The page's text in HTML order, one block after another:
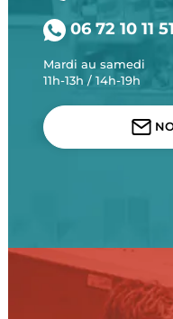
06 72 10 11 51
Mardi au samedi
11h-13h / 14h-19h